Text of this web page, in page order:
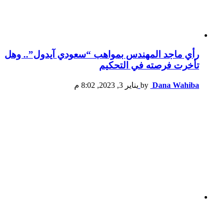
رأي ماجد المهندس بمواهب “سعودي آيدول”.. وهل
تأخرت فرصته في التحكيم
by Dana Wahiba يناير 3, 2023, 8:02 م